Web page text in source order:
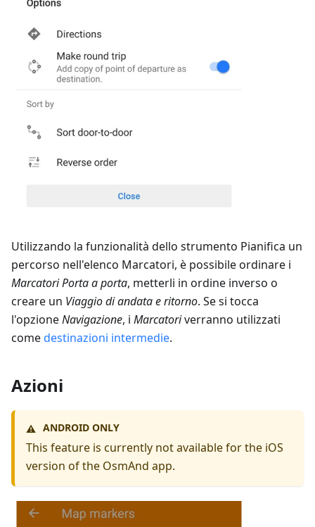
Utilizzando la funzionalità dello strumento Pianifica un
percorso nell'elenco Marcatori, è possibile ordinare i
MarcatoriPorta a porta, metterli in ordine inverso o
creare un Viaggio di andata e ritorno. Se si tocca
l'opzioneNavigazione, i Marcatoriverranno utilizzati
comedestinazioni intermedie.
Azioni
⚠️ ANDROID ONLY
This feature is currently not available for the iOS
version of the OsmAnd app.